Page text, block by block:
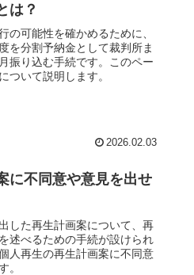
は？
の可能性を確かめるために、
を分割予納金として裁判所ま
振り込む手続です。このペー
ついて説明します。
2026.02.03
に不同意や意見を出せ
した再生計画案について、再
述べるための手続が設けられ
人再生の再生計画案に不同意
。